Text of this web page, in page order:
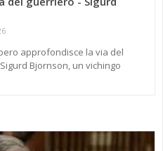
approfondisce la via del
Bjornson, un vichingo